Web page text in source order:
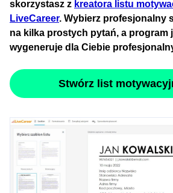
skorzystasz z kreatora listu
LiveCareer. Wybierz profesjonalny
na kilka prostych pytań, a program
wygeneruje dla Ciebie
Stwórz list